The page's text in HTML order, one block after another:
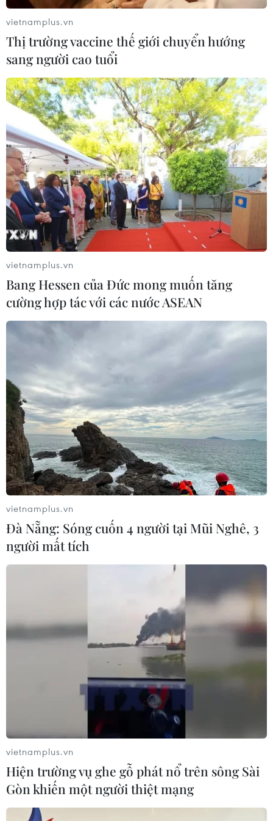
Kéo dài tuổi thọ nhờ ăn nhiều ngũ cốc
nguyên hạt thường xuyên
06/01/2015 08:25
Kết quả nghiên cứu từ Đại học Harvard cho thấy những
người ăn nhiều ngũ cốc nguyên hạt (như gạo lứt, yến
mạch, lúa mỳ...) có khả năng sống lâu hơn và giảm
thiểu được nguy cơ mắc bệnh tim mạch.
vietnamplus.vn
Thị trường vaccine thế giới chuyển hướng
sang người cao tuổi
vietnamplus.vn
Bang Hessen của Đức mong muốn tăng
cường hợp tác với các nước ASEAN
vietnamplus.vn
Đà Nẵng: Sóng cuốn 4 người tại Mũi Nghê, 3
người mất tích
vietnamplus.vn
Hiện trường vụ ghe gỗ phát nổ trên sông Sài
Gòn khiến một người thiệt mạng